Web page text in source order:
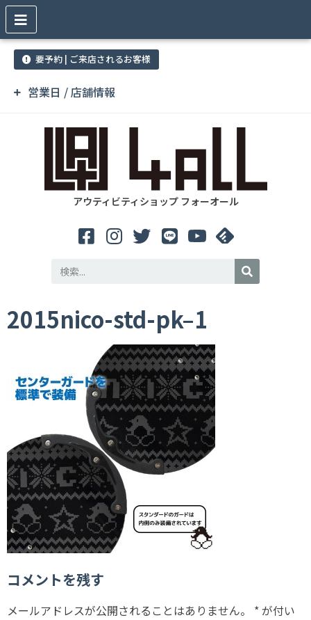
営業日 / 店舗情報
要予約 | ご来店されるお客様
アウティビティショップ フォーオール
2015nico-std-pk–1
コメントを残す
メールアドレスが公開されることはありません。 *が付い